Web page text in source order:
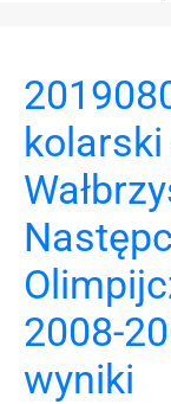
2008-
wyniki